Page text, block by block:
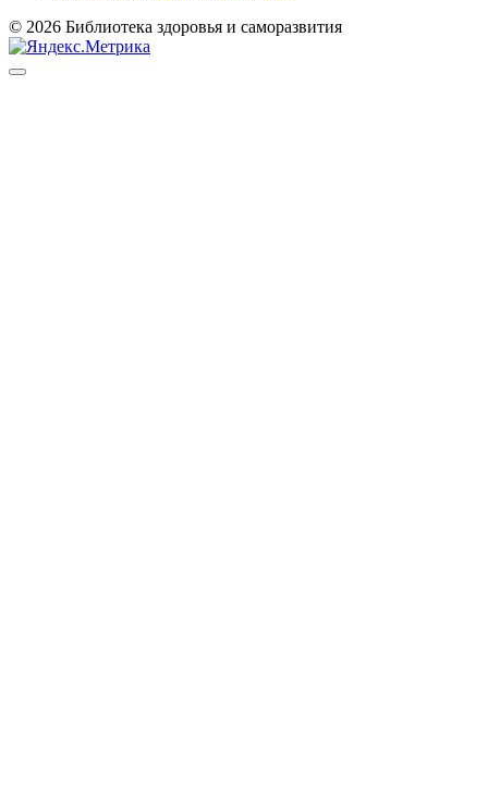
© 2026 Библиотека здоровья и саморазвития